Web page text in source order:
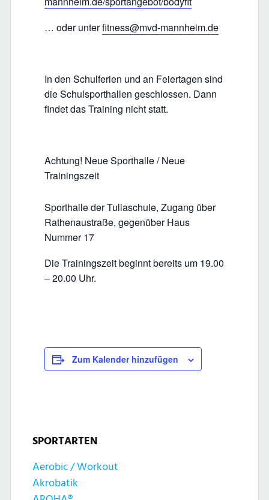
… oder unterfitness@mvd-mannheim.de
In den Schulferien und an Feiertagen sind
die Schulsporthallen geschlossen. Dann
findet das Training nicht statt.
Achtung! Neue Sporthalle / Neue
Trainingszeit
Sporthalle der Tullaschule, Zugang über
Rathenaustraße, gegenüber Haus
Nummer 17
Die Trainingszeit beginnt bereits um 19.00
– 20.00 Uhr.
Zum Kalender hinzufügen
SPORTARTEN
Aerobic / Workout
Akrobatik